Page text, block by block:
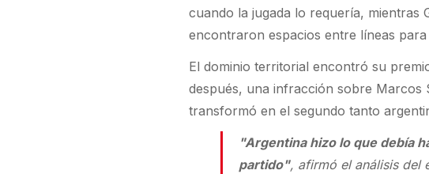
cuando la jugada lo requería, mientras
encontraron espacios entre líneas
El dominio territorial encontró su
después, una infracción sobre Marcos
transformó en el segundo tanto
"Argentina hizo lo que debía
partido", afirmó el análisis del